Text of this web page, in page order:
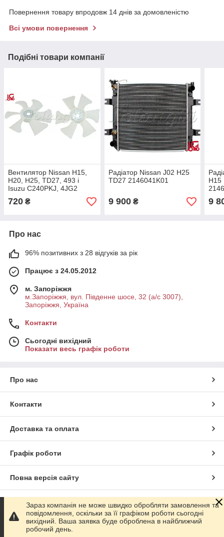
Повернення товару впродовж 14 днів за домовленістю
Всі умови повернення
Подібні товари компанії
Вентилятор Nissan H15,
H20, H25, TD27, 493 і
Isuzu C240PKJ, 4JG2
210605k20 2106050K00
A2106090073
720 ₴
Радіатор Nissan J02 H25
TD27 2146041K01
9 900₴
H15
9
Про нас
96% позитивних з 28 відгуків за рік
Працює з 24.05.2012
м. Запоріжжя
м.Запоріжжя, вул. Південне шосе, 32 (а/с 3007),
Запоріжжя, Україна
Контакти
Сьогодні вихідний
Показати весь графік роботи
Про нас
Контакти
Доставка та оплата
Графік роботи
Повна версія сайту
Сайт створено на маркетплейсіProm.ua
Політика конфіденційності
Зараз компанія не може швидко обробляти замовлення та
повідомлення, оскільки за її графіком роботи сьогодні
вихідний. Ваша заявка буде оброблена в найближчий
робочий день.